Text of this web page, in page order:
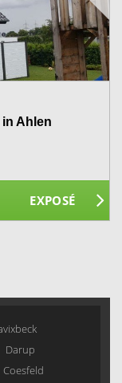
in Ahlen
Darup
Coesfeld